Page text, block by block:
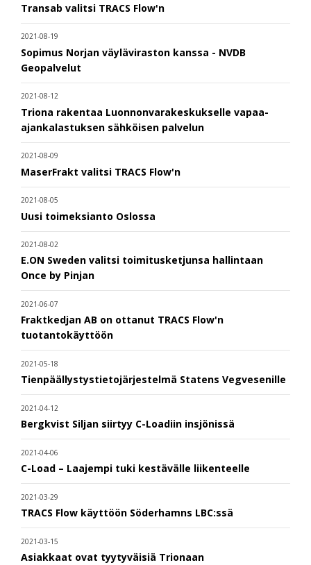
Transab valitsi TRACS Flow'n
2021-08-19
Sopimus Norjan väyläviraston kanssa - NVDB
Geopalvelut
2021-08-12
Triona rakentaa Luonnonvarakeskukselle vapaa-
ajankalastuksen sähköisen palvelun
2021-08-09
MaserFrakt valitsi TRACS Flow'n
2021-08-05
Uusi toimeksianto Oslossa
2021-08-02
E.ON Sweden valitsi toimitusketjunsa hallintaan
Once by Pinjan
2021-06-07
Fraktkedjan AB on ottanut TRACS Flow'n
tuotantokäyttöön
2021-05-18
Tienpäällystystietojärjestelmä Statens Vegvesenille
2021-04-12
Bergkvist Siljan siirtyy C-Loadiin insjönissä
2021-04-06
C-Load – Laajempi tuki kestävälle liikenteelle
2021-03-29
TRACS Flow käyttöön Söderhamns LBC:ssä
2021-03-15
Asiakkaat ovat tyytyväisiä Trionaan